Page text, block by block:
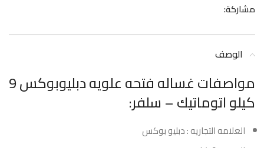
مشاركة:
الوصف
مواصفات غساله فتحه علويه دبليوبوكس 9
كيلو اتوماتيك – سلفر:
العلامه التجاريه : دبليو بوكس